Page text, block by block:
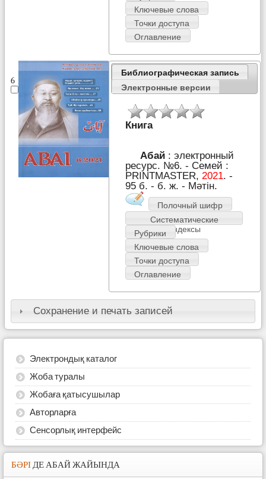
Ключевые слова
Точки доступа
Оглавление
6
Библиографическая запись
Электронные версии
Книга
Абай : электронный
ресурс. №6. - Семей :
PRІNTMASTER, 2021. -
95 б. - б. ж. - Мәтін.
Полочный шифр
Систематические
индексы
Рубрики
Ключевые слова
Точки доступа
Оглавление
Сохранение и печать записей
Электрондық каталог
Жоба туралы
Жобаға қатысушылар
Авторларға
Сенсорлық интерфейс
БӘРІДЕ АБАЙ ЖАЙЫНДА